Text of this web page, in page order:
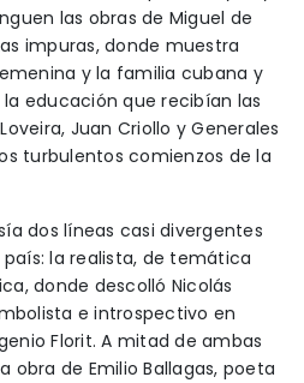
las obras de Miguel de
impuras, donde muestra
y la familia cubana y
educación que recibían las
Juan Criollo y Generales
turbulentos comienzos de la
dos líneas casi divergentes
la realista, de temática
donde descolló Nicolás
e introspectivo en
Florit. A mitad de ambas
obra de Emilio Ballagas, poeta